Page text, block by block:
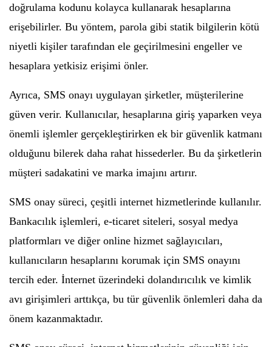
doğrulama kodunu kolayca kullanarak hesaplarına
erişebilirler. Bu yöntem, parola gibi statik bilgilerin kötü
niyetli kişiler tarafından ele geçirilmesini engeller ve
hesaplara yetkisiz erişimi önler.
Ayrıca, SMS onayı uygulayan şirketler, müşterilerine
güven verir. Kullanıcılar, hesaplarına giriş yaparken veya
önemli işlemler gerçekleştirirken ek bir güvenlik katmanı
olduğunu bilerek daha rahat hissederler. Bu da şirketlerin
müşteri sadakatini ve marka imajını artırır.
SMS onay süreci, çeşitli internet hizmetlerinde kullanılır.
Bankacılık işlemleri, e-ticaret siteleri, sosyal medya
platformları ve diğer online hizmet sağlayıcıları,
kullanıcıların hesaplarını korumak için SMS onayını
tercih eder. İnternet üzerindeki dolandırıcılık ve kimlik
avı girişimleri arttıkça, bu tür güvenlik önlemleri daha da
önem kazanmaktadır.